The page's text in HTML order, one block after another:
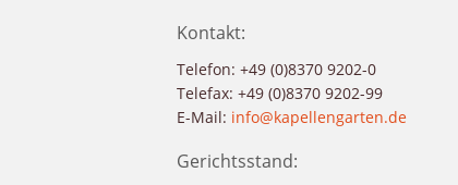
Kontakt:
Telefon: +49 (0)8370 9202-0
Telefax: +49 (0)8370 9202-99
E-Mail: info@kapellengarten.de
Gerichtsstand: